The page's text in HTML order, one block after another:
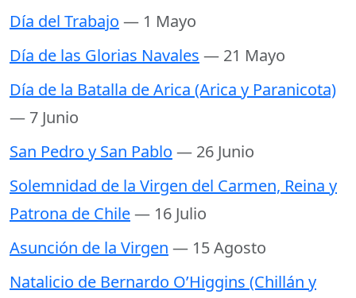
Día del Trabajo — 1 Mayo
Día de las Glorias Navales — 21 Mayo
Día de la Batalla de Arica (Arica y Paranicota)
— 7 Junio
San Pedro y San Pablo — 26 Junio
Solemnidad de la Virgen del Carmen, Reina y
Patrona de Chile— 16 Julio
Asunción de la Virgen — 15 Agosto
Natalicio de Bernardo O’Higgins (Chillán y